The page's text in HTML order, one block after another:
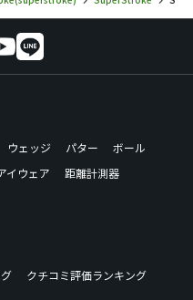
以内のパット精度は確実
ップ側の穴が比較的大き
テープを重ね貼りしない
貼り直して対処しまし
さい。
ウェッジ パター
ボール
イウェア
距離計測器
クチコミ評価ランキング